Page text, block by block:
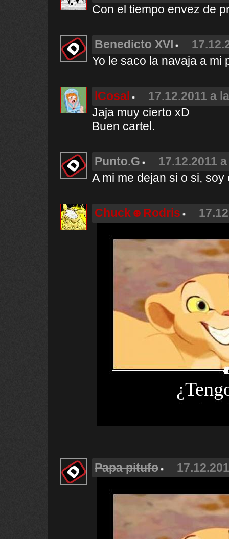
Con el tiempo envez de
Benedicto XVI
Yo le saco la navaja a mi
lCosal
17.12.2011 a
Jaja muy cierto xD
Buen cartel.
Punto.G
17.12.2011
A mi me dejan si o si,
Chuck☻Rodris
Papa pitufo